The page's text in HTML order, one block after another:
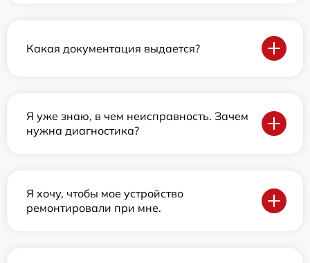
Какая документация выдается?
Я уже знаю, в чем неисправность. Зачем
нужна диагностика?
Я хочу, чтобы мое устройство
ремонтировали при мне.